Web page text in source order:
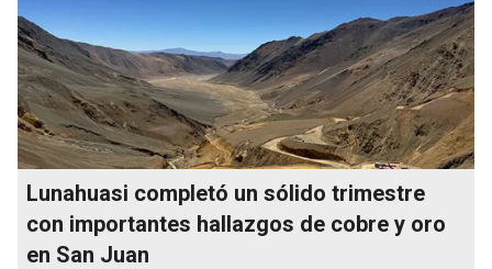
Lunahuasi completó un sólido trimestre
con importantes hallazgos de cobre y oro
en San Juan